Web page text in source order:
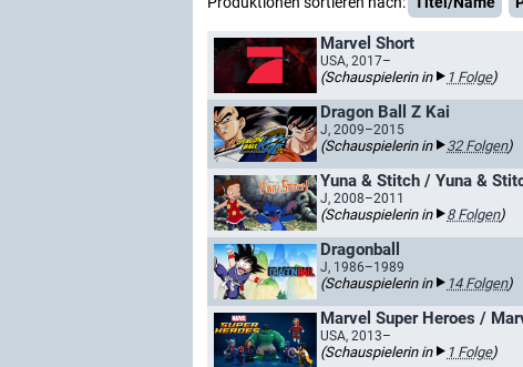
Marvel Short
USA, 2017–
(Schauspielerin in 1 Folge)
Dragon Ball Z Kai
J, 2009–2015
(Schauspielerin in 32 Folgen)
Yuna & Stitch / Yuna &
J, 2008–2011
(Schauspielerin in 8 Folgen)
Dragonball
J, 1986–1989
(Schauspielerin in 14 Folgen)
Marvel Super Heroes /
USA, 2013–
(Schauspielerin in 1 Folge)